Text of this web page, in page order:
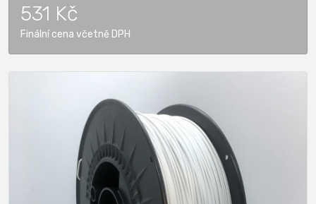
531 Kč
Finální cena včetně DPH